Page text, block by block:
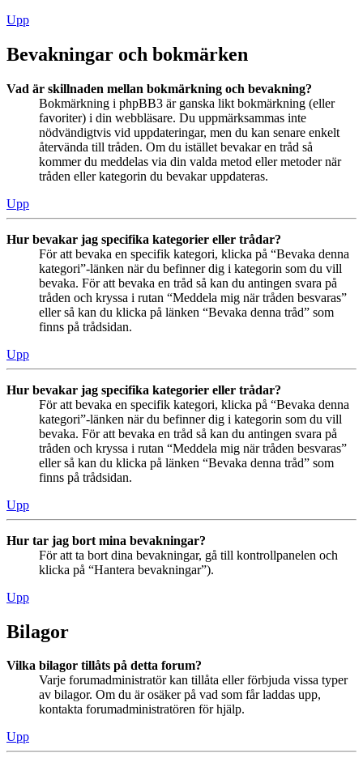
Upp
Bevakningar och bokmärken
Vad är skillnaden mellan bokmärkning och bevakning?
Bokmärkning i phpBB3 är ganska likt bokmärkning (eller
favoriter) i din webbläsare. Du uppmärksammas inte
nödvändigtvis vid uppdateringar, men du kan senare enkelt
återvända till tråden. Om du istället bevakar en tråd så
kommer du meddelas via din valda metod eller metoder när
tråden eller kategorin du bevakar uppdateras.
Upp
Hur bevakar jag specifika kategorier eller trådar?
För att bevaka en specifik kategori, klicka på “Bevaka denna
kategori”-länken när du befinner dig i kategorin som du vill
bevaka. För att bevaka en tråd så kan du antingen svara på
tråden och kryssa i rutan “Meddela mig när tråden besvaras”
eller så kan du klicka på länken “Bevaka denna tråd” som
finns på trådsidan.
Upp
Hur bevakar jag specifika kategorier eller trådar?
För att bevaka en specifik kategori, klicka på “Bevaka denna
kategori”-länken när du befinner dig i kategorin som du vill
bevaka. För att bevaka en tråd så kan du antingen svara på
tråden och kryssa i rutan “Meddela mig när tråden besvaras”
eller så kan du klicka på länken “Bevaka denna tråd” som
finns på trådsidan.
Upp
Hur tar jag bort mina bevakningar?
För att ta bort dina bevakningar, gå till kontrollpanelen och
klicka på “Hantera bevakningar”).
Upp
Bilagor
Vilka bilagor tillåts på detta forum?
Varje forumadministratör kan tillåta eller förbjuda vissa typer
av bilagor. Om du är osäker på vad som får laddas upp,
kontakta forumadministratören för hjälp.
Upp